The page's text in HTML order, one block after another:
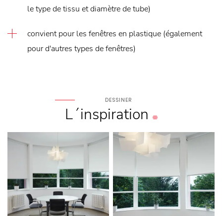
le type de tissu et diamètre de tube)
convient pour les fenêtres en plastique (également
pour d'autres types de fenêtres)
DESSINER
L´inspiration